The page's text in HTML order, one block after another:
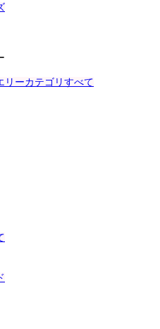
リーカテゴリすべて